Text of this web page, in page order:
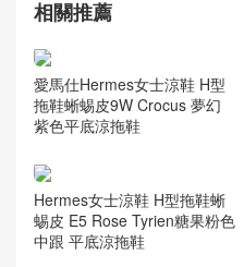
愛馬仕Hermes女士涼鞋 H型
拖鞋鱷魚光面CK59 Raisin
相關推薦